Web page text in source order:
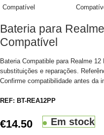
Bateria para
Compatível
Bateria Compatible para Realme
substituições e reparações.
Confirme compatibilidade antes da
REF: BT-REA12PP
€14.50 Em stock